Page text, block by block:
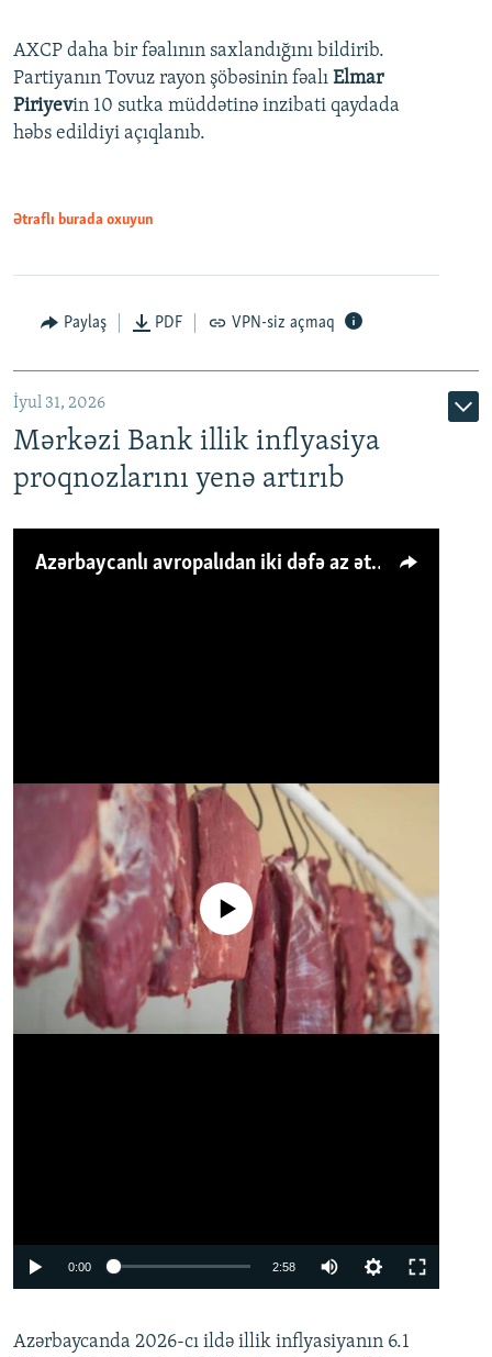
AXCP daha bir fəalının saxlandığını bildirib.
Partiyanın Tovuz rayon şöbəsinin fəalı Elmar
Piriyevin 10 sutka müddətinə inzibati qaydada
həbs edildiyi açıqlanıb.
Ətraflı burada oxuyun
Paylaş PDF VPN-siz açmaq
İyul 31, 2026
Mərkəzi Bank illik inflyasiya
proqnozlarını yenə artırıb
Azərbaycanlı avropalıdan iki dəfə az ət yeyir, amma... 'Qiymət artımı qaçılmazdır'
No media source currently available
0:00 2:58
360p
Azərbaycanda 2026-cı ildə illik inflyasiyanın 6.1